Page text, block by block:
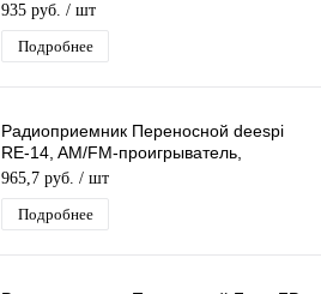
935 руб. / шт
Подробнее
Радиоприемник Переносной deespi
RE-14, AM/FM-проигрыватель,
питание аккумулятор/220В
965,7 руб. / шт
Подробнее